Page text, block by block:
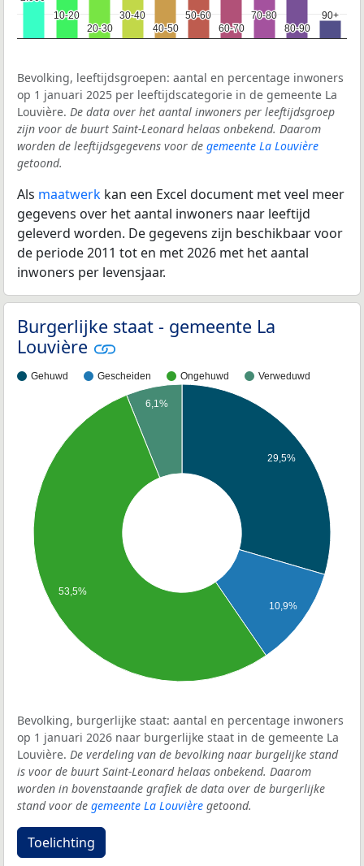
10-20
10-20
20-30
20-30
30-40
30-40
40-50
40-50
50-60
50-60
60-70
60-70
70-80
70-80
80-90
80-90
90+
90+
Bevolking, leeftijdsgroepen: aantal en percentage inwoners
op 1 januari 2025 per leeftijdscategorie in de gemeente La
Louvière. De data over het aantal inwoners per leeftijdsgroep
zijn voor de buurt Saint-Leonard helaas onbekend. Daarom
worden de leeftijdsgegevens voor de gemeente La Louvière
getoond.
Als maatwerk kan een Excel document met veel meer
gegevens over het aantal inwoners naar leeftijd
geleverd worden. De gegevens zijn beschikbaar voor
de periode 2011 tot en met 2026 met het aantal
inwoners per levensjaar.
Burgerlijke staat - gemeente La
Louvière
Gehuwd Gescheiden Ongehuwd Verweduwd
29,5%
10,9%
6,1%
53,5%
Bevolking, burgerlijke staat: aantal en percentage inwoners
op 1 januari 2026 naar burgerlijke staat in de gemeente La
Louvière. De verdeling van de bevolking naar burgelijke stand
is voor de buurt Saint-Leonard helaas onbekend. Daarom
worden in bovenstaande grafiek de data over de burgerlijke
stand voor de gemeente La Louvière getoond.
Toelichting